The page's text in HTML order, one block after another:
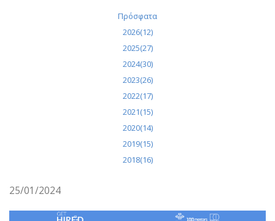
Πρόσφατα
2026(12)
2025(27)
2024(30)
2023(26)
2022(17)
2021(15)
2020(14)
2019(15)
2018(16)
25/01/2024